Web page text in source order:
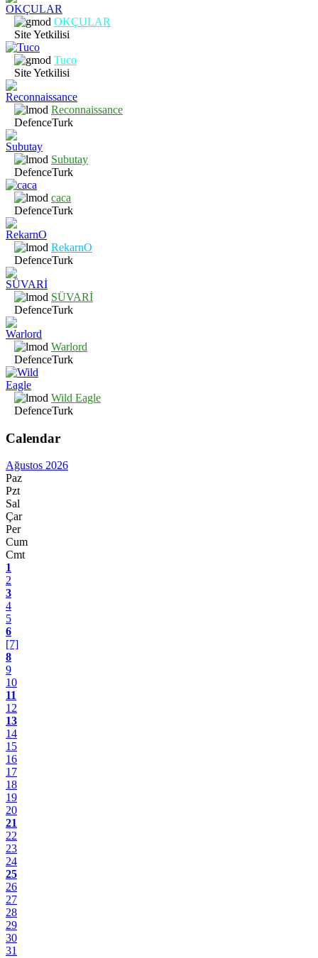
OKÇULAR
Site Yetkilisi
Tuco
Site Yetkilisi
Reconnaissance
DefenceTurk
Subutay
DefenceTurk
caca
DefenceTurk
RekarnO
DefenceTurk
SÜVARİ
DefenceTurk
Warlord
DefenceTurk
Wild Eagle
DefenceTurk
Calendar
Ağustos 2026
Paz
Pzt
Sal
Çar
Per
Cum
Cmt
1
2
3
4
5
6
[7]
8
9
10
11
12
13
14
15
16
17
18
19
20
21
22
23
24
25
26
27
28
29
30
31